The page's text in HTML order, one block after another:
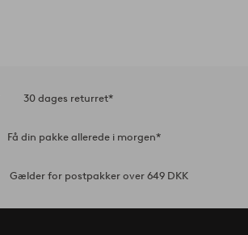
30 dages returret*
Få din pakke allerede i morgen*
Gælder for postpakker over 649 DKK